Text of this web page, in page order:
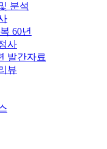
분석
60년
사
발간자료
뷰